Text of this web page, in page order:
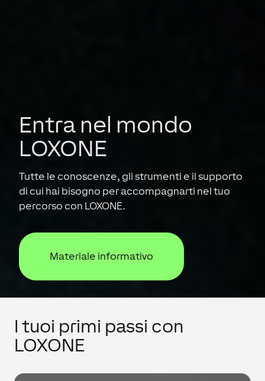
Entra nel mondo
LOXONE
Tutte le conoscenze, gli strumenti e il supporto
di cui hai bisogno per accompagnarti nel tuo
percorso con LOXONE.
Materiale informativo
I tuoi primi passi con
LOXONE